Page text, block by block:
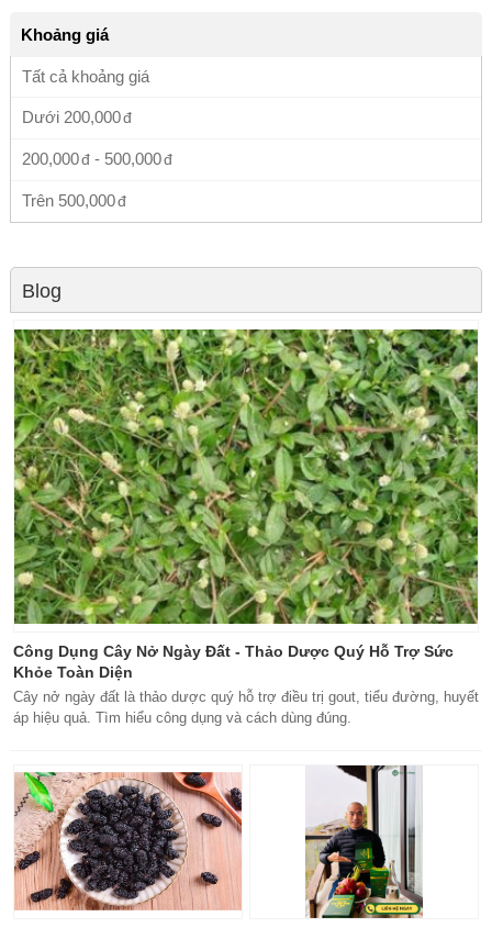
Khoảng giá
Tất cả khoảng giá
Dưới 200,000
200,000 - 500,000
Trên 500,000
Blog
Công Dụng Cây Nở Ngày Đất - Thảo Dược Quý Hỗ Trợ Sức
Khỏe Toàn Diện
Cây nở ngày đất là thảo dược quý hỗ trợ điều trị gout, tiểu đường, huyết
áp hiệu quả. Tìm hiểu công dụng và cách dùng đúng.